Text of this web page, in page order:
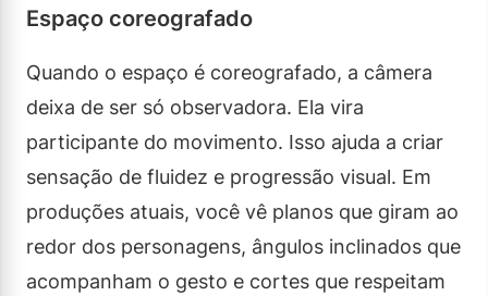
Espaço coreografado
Quando o espaço é coreografado, a câmera
deixa de ser só observadora. Ela vira
participante do movimento. Isso ajuda a criar
sensação de fluidez e progressão visual. Em
produções atuais, você vê planos que giram ao
redor dos personagens, ângulos inclinados que
acompanham o gesto e cortes que respeitam